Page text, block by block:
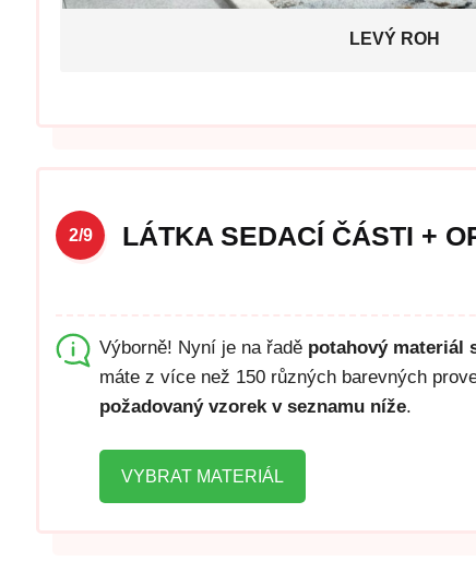
LEVÝ ROH
2/9 LÁTKA SEDACÍ ČÁSTI +
Výborně! Nyní je na řadě potahový materiál
máte z více než 150 různých barevných
požadovaný vzorek v seznamu níže.
VYBRAT MATERIÁL